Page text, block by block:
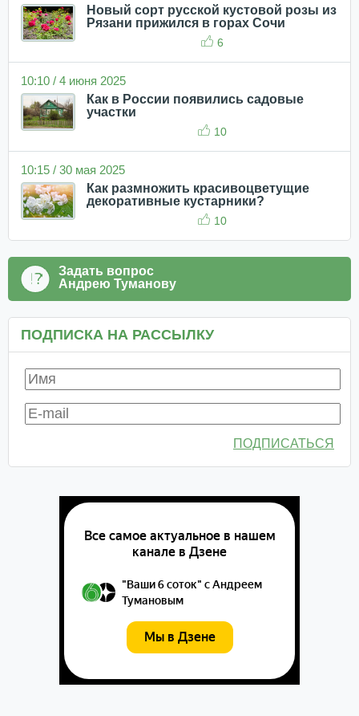
Новый сорт русской кустовой розы из
Рязани прижился в горах Сочи
6
10:10 / 4 июня 2025
Как в России появились садовые
участки
10
10:15 / 30 мая 2025
Как размножить красивоцветущие
декоративные кустарники?
10
Задать вопрос
Андрею Туманову
ПОДПИСКА НА РАССЫЛКУ
ПОДПИСАТЬСЯ